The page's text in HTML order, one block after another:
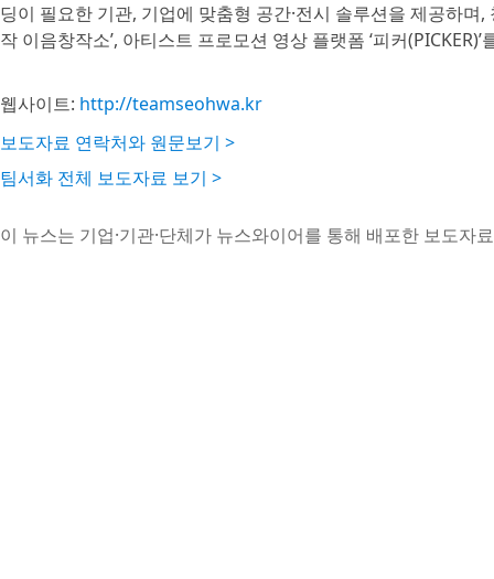
딩이 필요한 기관, 기업에 맞춤형 공간·전시 솔루션을 제공하
작 이음창작소’, 아티스트 프로모션 영상 플랫폼 ‘피커
웹사이트: http://teamseohwa.kr
보도자료 연락처와 원문보기 >
팀서화 전체 보도자료 보기 >
이 뉴스는 기업·기관·단체가 뉴스와이어를 통해 배포한 보도자